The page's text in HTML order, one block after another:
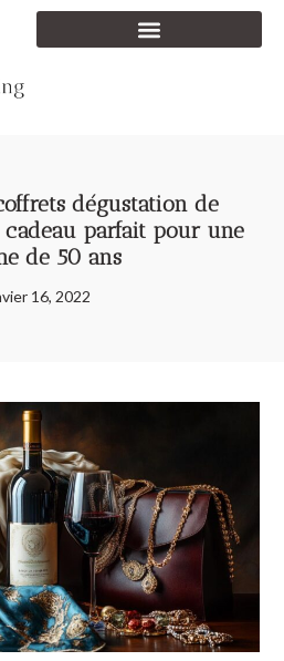
dégustation de
parfait pour une
de 50 ans
16, 2022